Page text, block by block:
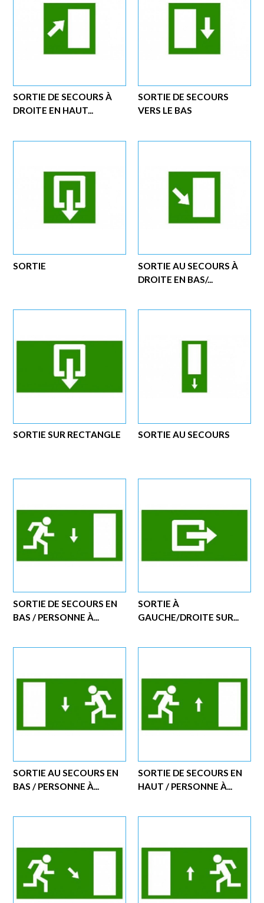
SORTIE DE SECOURS
VERS LE BAS
SORTIE DE SECOURS À
DROITE EN HAUT...
SORTIE AU SECOURS À
DROITE EN BAS/...
SORTIE
SORTIE AU SECOURS
SORTIE SUR RECTANGLE
SORTIE À
GAUCHE/DROITE SUR...
SORTIE DE SECOURS EN
BAS / PERSONNE À...
SORTIE DE SECOURS EN
HAUT / PERSONNE À...
SORTIE AU SECOURS EN
BAS / PERSONNE À...